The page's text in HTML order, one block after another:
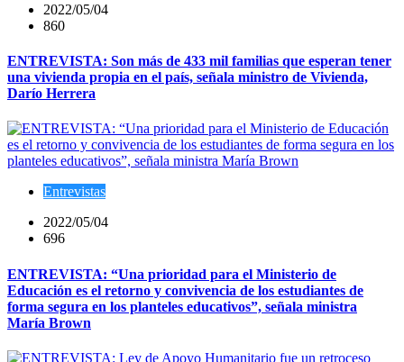
2022/05/04
860
ENTREVISTA: Son más de 433 mil familias que esperan tener
una vivienda propia en el país, señala ministro de Vivienda,
Darío Herrera
Entrevistas
2022/05/04
696
ENTREVISTA: “Una prioridad para el Ministerio de
Educación es el retorno y convivencia de los estudiantes de
forma segura en los planteles educativos”, señala ministra
María Brown